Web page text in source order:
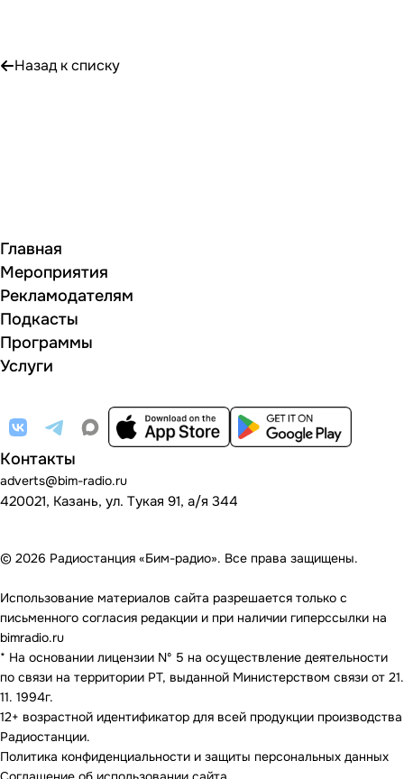
Назад к списку
Главная
Мероприятия
Рекламодателям
Подкасты
Программы
Услуги
Контакты
adverts@bim-radio.ru
420021, Казань, ул. Тукая 91, а/я 344
© 2026 Радиостанция «Бим-радио». Все права защищены.
Использование материалов сайта разрешается только с
письменного согласия редакции и при наличии гиперссылки на
bimradio.ru
* На основании лицензии Nº 5 на осуществление деятельности
по связи на территории РТ, выданной Министерством связи от 21.
11. 1994г.
12+ возрастной идентификатор для всей продукции производства
Радиостанции.
Политика конфиденциальности и защиты персональных данных